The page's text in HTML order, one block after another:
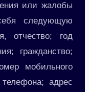
или жалобы
следующую
отчество; год
гражданство;
мобильного
адрес